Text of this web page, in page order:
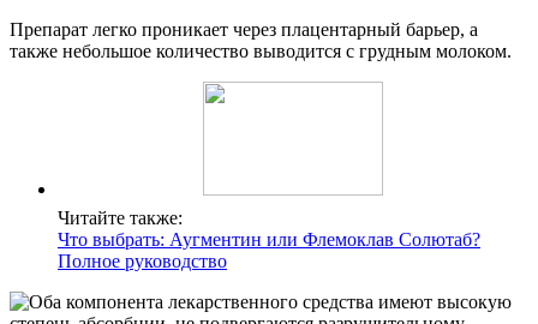
Препарат легко проникает через плацентарный барьер, а
также небольшое количество выводится с грудным молоком.
Читайте также:
Что выбрать: Аугментин или Флемоклав Солютаб?
Полное руководство